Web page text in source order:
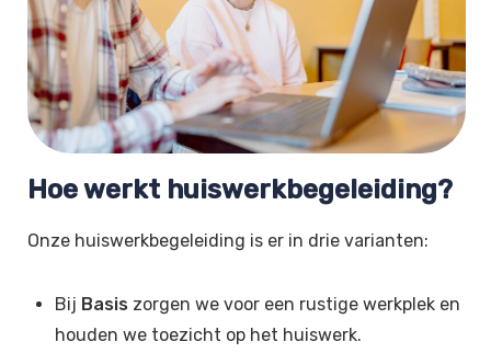
Hoe werkt huiswerkbegeleiding?
Onze huiswerkbegeleiding is er in drie varianten:
Bij Basis zorgen we voor een rustige werkplek en
houden we toezicht op het huiswerk.